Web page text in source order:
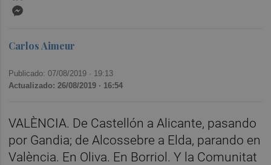
Carlos Aimeur
Publicado: 07/08/2019 · 19:13
Actualizado: 26/08/2019 · 16:54
VALÈNCIA. De Castellón a Alicante, pasando
por Gandia; de Alcossebre a Elda, parando en
València. En Oliva. En Borriol. Y la Comunitat